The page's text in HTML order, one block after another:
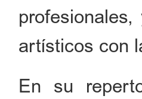
artísticos con
En su